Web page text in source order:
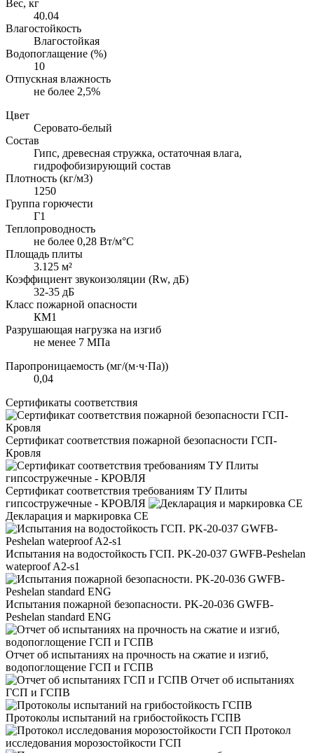
Вес, кг
40.04
Влагостойкость
Влагостойкая
Водопоглащение (%)
10
Отпускная влажность
не более 2,5%
Цвет
Серовато-белый
Состав
Гипс, древесная стружка, остаточная влага,
гидрофобизирующий состав
Плотность (кг/м3)
1250
Группа горючести
Г1
Теплопроводность
не более 0,28 Вт/м°С
Площадь плиты
3.125 м²
Коэффициент звукоизоляции (Rw, дБ)
32-35 дБ
Класс пожарной опасности
КМ1
Разрушающая нагрузка на изгиб
не менее 7 МПа
Паропроницаемость (мг/(м·ч·Па))
0,04
Сертификаты соответствия
Сертификат соответствия пожарной безопасности ГСП-
Кровля
Сертификат соответствия требованиям ТУ Плиты
гипсостружечные - КРОВЛЯ
Декларация и маркировка CE
Испытания на водостойкость ГСП. PK-20-037 GWFB-Peshelan
wateproof A2-s1
Испытания пожарной безопасности. PK-20-036 GWFB-
Peshelan standard ENG
Отчет об испытаниях на прочность на сжатие и изгиб,
водопоглощение ГСП и ГСПВ
Отчет об испытаниях
ГСП и ГСПВ
Протоколы испытаний на грибостойкость ГСПВ
Протокол
исследования морозостойкости ГСП